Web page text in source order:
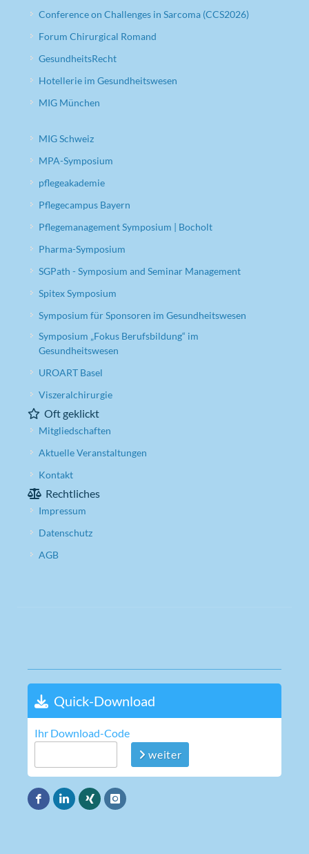
Conference on Challenges in Sarcoma (CCS2026)
Forum Chirurgical Romand
GesundheitsRecht
Hotellerie im Gesundheitswesen
MIG München
MIG Schweiz
MPA-Symposium
pflegeakademie
Pflegecampus Bayern
Pflegemanagement Symposium | Bocholt
Pharma-Symposium
SGPath - Symposium and Seminar Management
Spitex Symposium
Symposium für Sponsoren im Gesundheitswesen
Symposium „Fokus Berufsbildung“ im
Gesundheitswesen
UROART Basel
Viszeralchirurgie
Oft geklickt
Mitgliedschaften
Aktuelle Veranstaltungen
Kontakt
Rechtliches
Impressum
Datenschutz
AGB
Quick-Download
Ihr Download-Code
weiter